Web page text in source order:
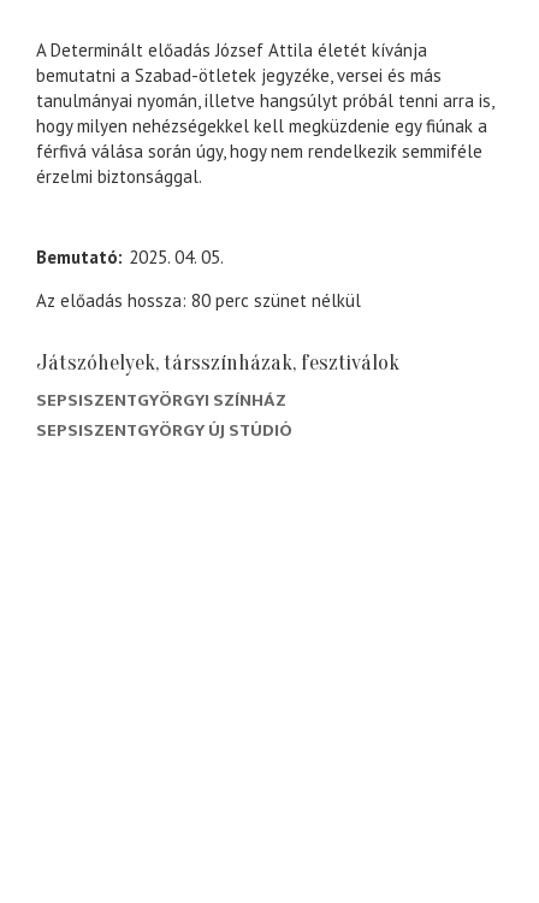
A Determinált előadás József Attila életét kívánja
bemutatni a Szabad-ötletek jegyzéke, versei és más
tanulmányai nyomán, illetve hangsúlyt próbál tenni arra is,
hogy milyen nehézségekkel kell megküzdenie egy fiúnak a
férfivá válása során úgy, hogy nem rendelkezik semmiféle
érzelmi biztonsággal.
Bemutató 2025. 04. 05.
Az előadás hossza: 80 perc szünet nélkül
Játszóhelyek, társszínházak, fesztiválok
SEPSISZENTGYÖRGYI SZÍNHÁZ
SEPSISZENTGYÖRGY ÚJ STÚDIÓ